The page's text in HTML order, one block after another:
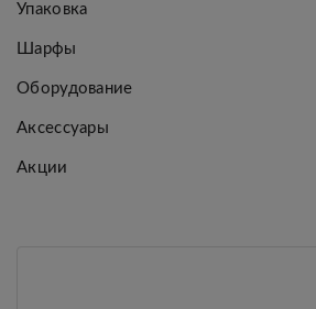
Упаковка
Шарфы
Оборудование
Аксессуары
Акции